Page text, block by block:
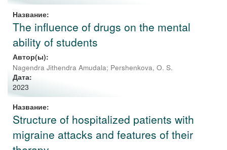
Название:
The influence of drugs on the mental
ability of students
Автор(ы):
Nagendra Jithendra Amudala; Pershenkova, O. S.
Дата:
2023
Название:
Structure of hospitalized patients with
migraine attacks and features of their